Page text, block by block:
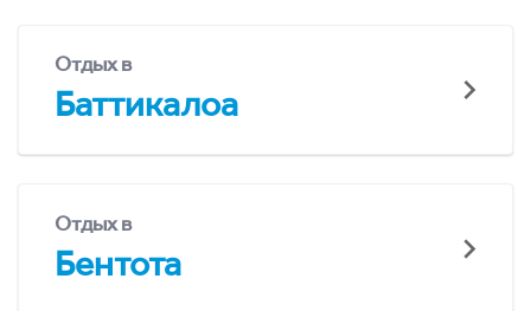
Отдых в
Баттикалоа
Отдых в
Бентота